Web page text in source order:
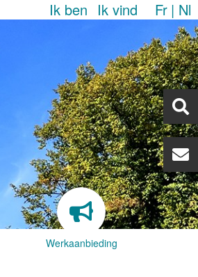
Ik ben Ik vind Fr Nl
Werkaanbieding